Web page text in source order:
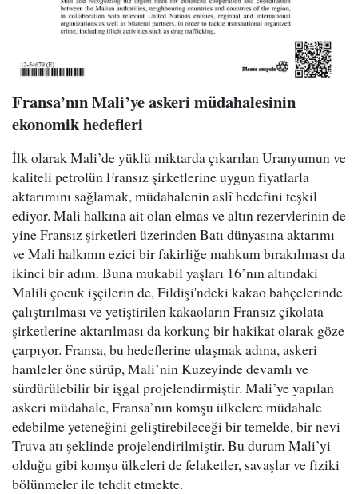
Fransa’nın Mali’ye askeri müdahalesinin
ekonomik hedefleri
İlk olarak Mali’de yüklü miktarda çıkarılan Uranyumun ve
kaliteli petrolün Fransız şirketlerine uygun fiyatlarla
aktarımını sağlamak, müdahalenin aslî hedefini teşkil
ediyor. Mali halkına ait olan elmas ve altın rezervlerinin de
yine Fransız şirketleri üzerinden Batı dünyasına aktarımı
ve Mali halkının ezici bir fakirliğe mahkum bırakılması da
ikinci bir adım. Buna mukabil yaşları 16’nın altındaki
Malili çocuk işçilerin de, Fildişi'ndeki kakao bahçelerinde
çalıştırılması ve yetiştirilen kakaoların Fransız çikolata
şirketlerine aktarılması da korkunç bir hakikat olarak göze
çarpıyor. Fransa, bu hedeflerine ulaşmak adına, askeri
hamleler öne sürüp, Mali’nin Kuzeyinde devamlı ve
sürdürülebilir bir işgal projelendirmiştir. Mali’ye yapılan
askeri müdahale, Fransa’nın komşu ülkelere müdahale
edebilme yeteneğini geliştirebileceği bir temelde, bir nevi
Truva atı şeklinde projelendirilmiştir. Bu durum Mali’yi
olduğu gibi komşu ülkeleri de felaketler, savaşlar ve fiziki
bölünmeler ile tehdit etmekte.